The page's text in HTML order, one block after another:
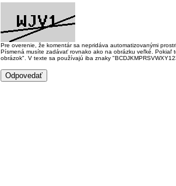
Pre overenie, že komentár sa nepridáva automatizovanými
Písmená musíte zadávať rovnako ako na obrázku veľké.
obrázok". V texte sa používajú iba znaky